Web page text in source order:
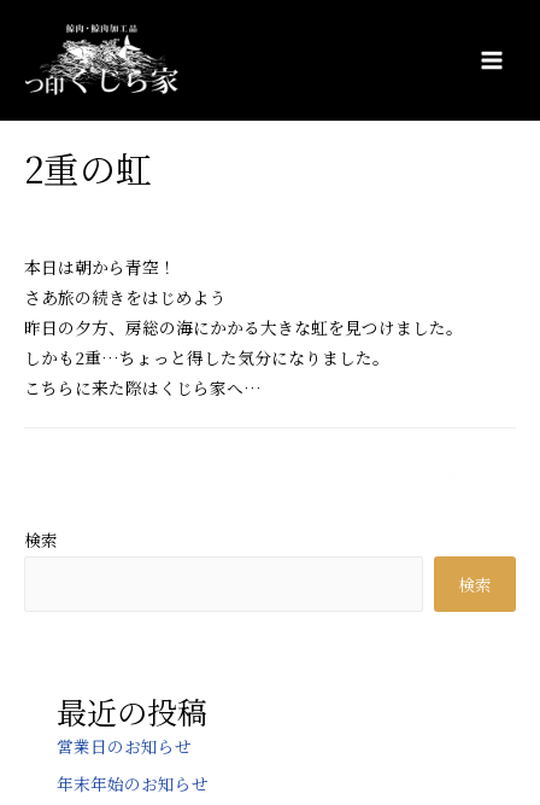
Main
2重の虹
本日は朝から青空！
さあ旅の続きをはじめよう
昨日の夕方、房総の海にかかる大きな虹を見つけました。
しかも2重…ちょっと得した気分になりました。
こちらに来た際はくじら家へ…
ナ
検索
検索
最近の投稿
営業日のお知らせ
年末年始のお知らせ